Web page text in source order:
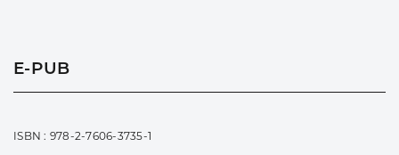
E-PUB
ISBN : 978-2-7606-3735-1